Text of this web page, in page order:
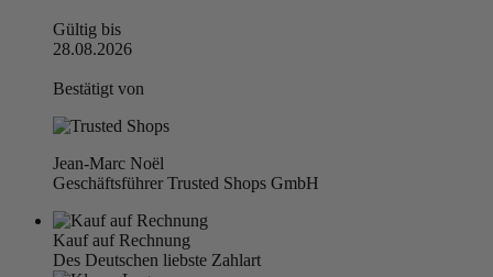
Gültig bis
28.08.2026
Bestätigt von
Jean-Marc Noël
Geschäftsführer Trusted Shops GmbH
Kauf auf Rechnung
Des Deutschen liebste Zahlart